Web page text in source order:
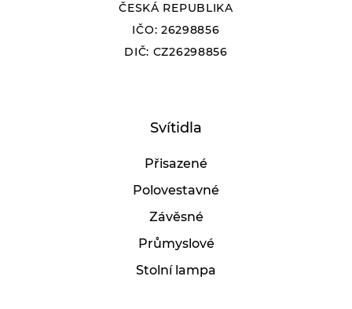
ČESKÁ REPUBLIKA
IČO: 26298856
DIČ: CZ26298856
Svítidla
Přisazené
Polovestavné
Závěsné
Průmyslové
Stolní lampa